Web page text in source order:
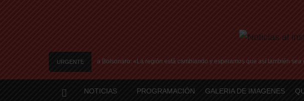
URGENTE
y ratificó el apoyo de Milei a Bolsonaro: «La región está cambiando y esperamos que así también sea en
NOTICIAS PROGRAMACIÓN GALERIA DE IMAGENES